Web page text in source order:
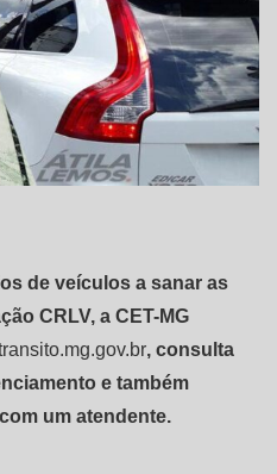
de veículos a sanar as
CRLV, a CET-MG
, consulta
e também
um atendente.